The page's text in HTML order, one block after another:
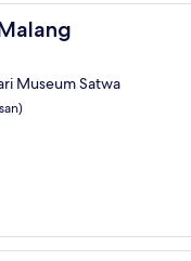
Museum Satwa